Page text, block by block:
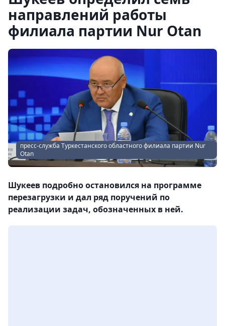
направлений работы
филиала партии Nur Otan
пресс-служба Туркестанского областного филиала партии Nur
Otan
Шукеев подробно остановился на программе
перезагрузки и дал ряд поручений по
реализации задач, обозначенных в ней.